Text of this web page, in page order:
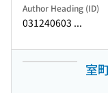
Author Heading (ID)
031240603 ...
室